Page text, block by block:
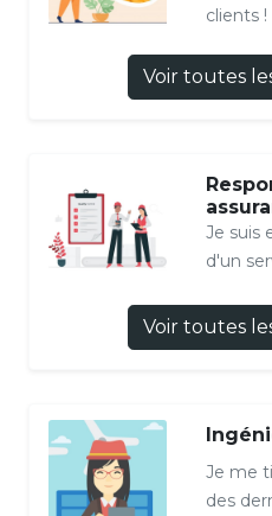
clients !
Voir toutes
Je suis
d'un
Voir toutes
Je me
des